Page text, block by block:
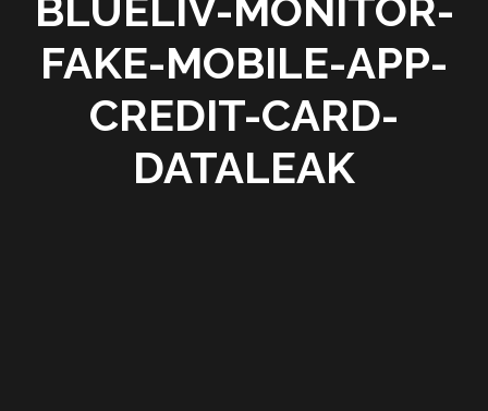
BLUELIV-MONITOR-
FAKE-MOBILE-APP-
CREDIT-CARD-
DATALEAK